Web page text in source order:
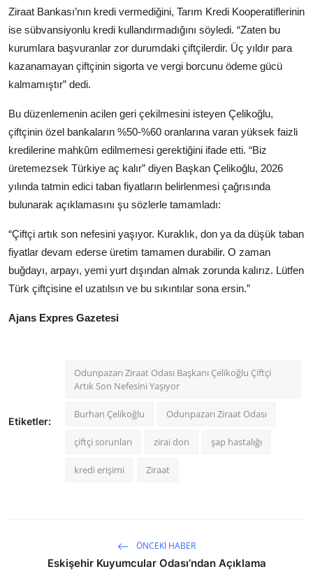
Ziraat Bankası’nın kredi vermediğini, Tarım Kredi Kooperatiflerinin
ise sübvansiyonlu kredi kullandırmadığını söyledi. “Zaten bu
kurumlara başvuranlar zor durumdaki çiftçilerdir. Üç yıldır para
kazanamayan çiftçinin sigorta ve vergi borcunu ödeme gücü
kalmamıştır” dedi.
Bu düzenlemenin acilen geri çekilmesini isteyen Çelikoğlu,
çiftçinin özel bankaların %50-%60 oranlarına varan yüksek faizli
kredilerine mahkûm edilmemesi gerektiğini ifade etti. “Biz
üretemezsek Türkiye aç kalır” diyen Başkan Çelikoğlu, 2026
yılında tatmin edici taban fiyatların belirlenmesi çağrısında
bulunarak açıklamasını şu sözlerle tamamladı:
“Çiftçi artık son nefesini yaşıyor. Kuraklık, don ya da düşük taban
fiyatlar devam ederse üretim tamamen durabilir. O zaman
buğdayı, arpayı, yemi yurt dışından almak zorunda kalırız. Lütfen
Türk çiftçisine el uzatılsın ve bu sıkıntılar sona ersin.”
Ajans Expres Gazetesi
Etiketler:
Odunpazarı Ziraat Odası Başkanı Çelikoğlu Çiftçi
Artık Son Nefesini Yaşıyor
Burhan Çelikoğlu Odunpazarı Ziraat Odası
çiftçi sorunları zirai don şap hastalığı
kredi erişimi Ziraat
ÖNCEKI HABER
Eskişehir Kuyumcular Odası’ndan Açıklama